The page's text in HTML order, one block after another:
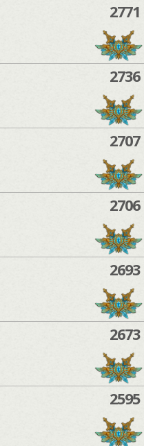
2771
2736
2707
2706
2693
2673
2595